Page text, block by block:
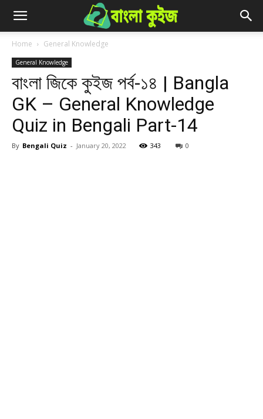
Home General Knowledge
General Knowledge
বাংলা জিকে কুইজ পর্ব-১৪ | Bangla
GK – General Knowledge
Quiz in Bengali Part-14
By Bengali Quiz - January 20, 2022 343 0